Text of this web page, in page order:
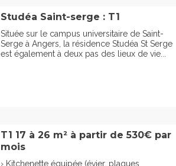
Studéa Saint-serge : T1
Située sur le campus universitaire de Saint-
Serge à Angers, la résidence Studéa St Serge
est également à deux pas des lieux de vie...
T1 17 à 26 m² à partir de 530€ par
mois
› Kitchenette équipée (évier, plaques